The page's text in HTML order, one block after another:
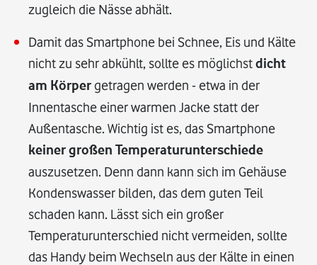
zugleich die Nässe abhält.
Damit das Smartphone bei Schnee, Eis und Kälte
nicht zu sehr abkühlt, sollte es möglichstdicht
am Körper getragen werden - etwa in der
Innentasche einer warmen Jacke statt der
Außentasche. Wichtig ist es, das Smartphone
keiner großen Temperaturunterschiede
auszusetzen. Denn dann kann sich im Gehäuse
Kondenswasser bilden, das dem guten Teil
schaden kann. Lässt sich ein großer
Temperaturunterschied nicht vermeiden, sollte
das Handy beim Wechseln aus der Kälte in einen